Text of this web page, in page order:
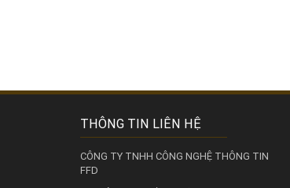
THÔNG TIN LIÊN HỆ
CÔNG TY TNHH CÔNG NGHỆ THÔNG TIN
FFD